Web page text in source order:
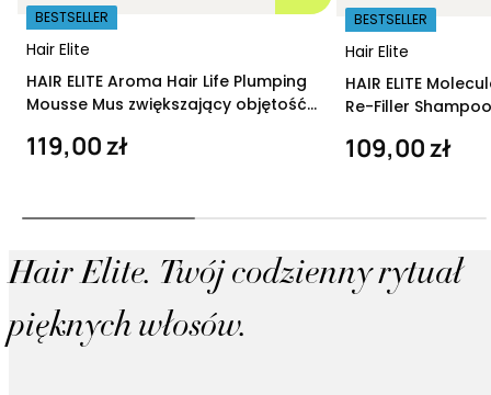
Hair Elite
BESTSELLER
HAIR ELITE Aroma Hair Life Plumping
Mousse Mus zwiększający objętość
119,00 zł
Hair Elite
BESTSELLER
HAIR ELITE
Re-Filler
109,00 zł
Hair Elite. Twój codzienny rytuał
pięknych włosów.